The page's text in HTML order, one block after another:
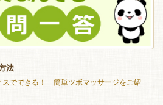
法
スでできる！ 簡単ツボマッサージをご紹